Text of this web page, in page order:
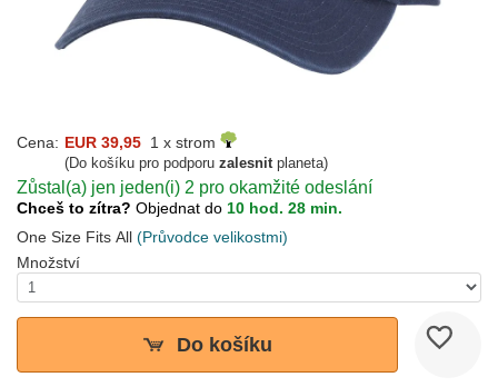
Cena: EUR 39,95 1 x strom
(Do košíku pro podporu zalesnitplaneta)
Zůstal(a) jen jeden(i) 2 pro okamžité odeslání
Chceš to zítra? Objednat do 10 hod. 28 min.
One Size Fits All (Průvodce velikostmi)
Množství
Do košíku